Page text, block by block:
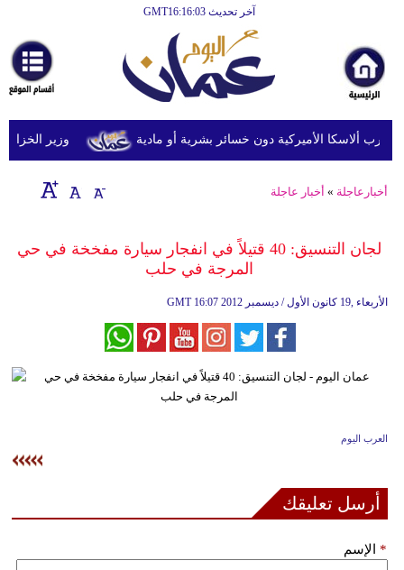
آخر تحديث GMT16:16:03
أخبارعاجلة
رياضة
ثقافة
إقتصاد
وموسيقى
سياحة
ديكور
وزير الخزانة
أخبارعاجلة » أخبار عاجلة
لجان التنسيق: 40 قتيلاً في انفجار سيارة مفخخة في حي
المرجة في حلب
GMT 16:07 2012 الأربعاء ,19 كانون الأول / ديسمبر
العرب اليوم
أرسل تعليقك
الإسم *